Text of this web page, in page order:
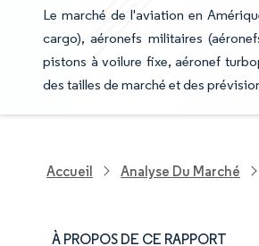
Le marché de l'aviation en
cargo), aéronefs militaires
pistons à voilure fixe, aéronef
des tailles de marché et des
Accueil Analyse Du Marché
À PROPOS DE CE RAPPORT